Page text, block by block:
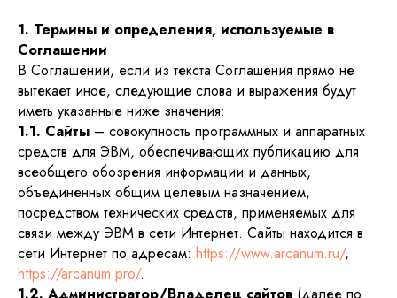
1. Термины и определения, используемые в
Соглашении
В Соглашении, если из текста Соглашения прямо не
вытекает иное, следующие слова и выражения будут
иметь указанные ниже значения:
1.1. Сайты – совокупность программных и аппаратных
средств для ЭВМ, обеспечивающих публикацию для
всеобщего обозрения информации и данных,
объединенных общим целевым назначением,
посредством технических средств, применяемых для
связи между ЭВМ в сети Интернет. Сайты находится в
сети Интернет по адресам: https://www.arcanum.ru/,
https://arcanum.pro/.